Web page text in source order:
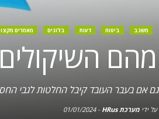
משגב ביטוח דעות בלוגים מאמרים
מהם
גם אם בעבר העובד קיבל החלטות לגבי
על ידימערכת HRus -
01/01/2024